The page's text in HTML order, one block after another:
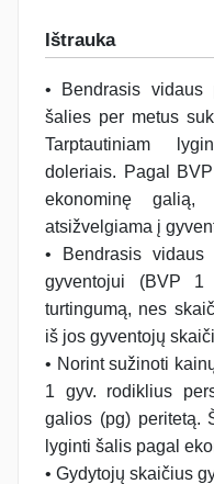
Ištrauka
• Bendrasis vidaus
šalies per metus
Tarptautiniam
doleriais. Pagal
ekonominę
atsižvelgiama į
• Bendrasis vidaus
gyventojui (BVP 1
turtingumą, nes
iš jos gyventojų
• Norint sužinoti
1 gyv. rodiklius
galios (pg) peritetą.
lyginti šalis pagal
• Gydytojų skaičius